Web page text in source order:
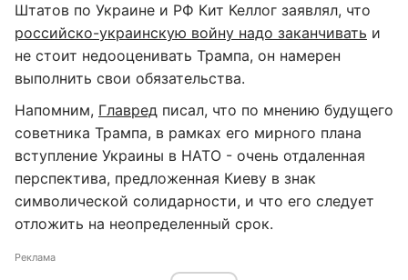
Штатов по Украине и РФ Кит Келлог заявлял, что
российско-украинскую войну надо заканчивать и
не стоит недооценивать Трампа, он намерен
выполнить свои обязательства.
Напомним, Главред писал, что по мнению будущего
советника Трампа, в рамках его мирного плана
вступление Украины в НАТО - очень отдаленная
перспектива, предложенная Киеву в знак
символической солидарности, и что его следует
отложить на неопределенный срок.
Реклама